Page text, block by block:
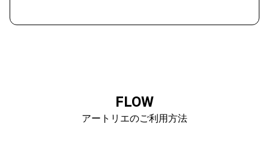
FLOW
アートリエのご利用方法